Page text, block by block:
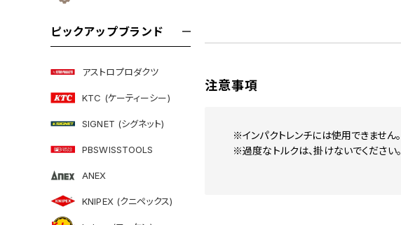
ピックアップブランド
アストロプロダクツ
KTC (ケーティーシー)
SIGNET (シグネット)
PBSWISSTOOLS
ANEX
KNIPEX (クニペックス)
注意事項
※インパクトレンチには使用できません。
※過度なトルクは、掛けないでください。